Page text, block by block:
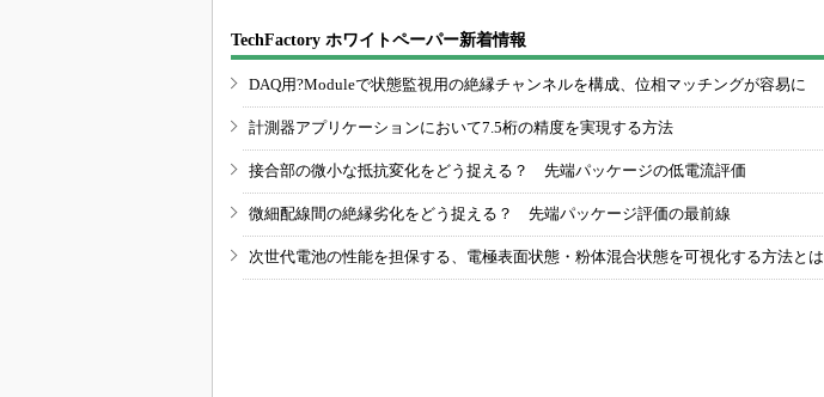
TechFactory ホワイトペーパー新着情報
DAQ用?Moduleで状態監視用の絶縁チャンネルを構成、位相マッチングが容易に
計測器アプリケーションにおいて7.5桁の精度を実現する方法
接合部の微小な抵抗変化をどう捉える？ 先端パッケージの低電流評価
微細配線間の絶縁劣化をどう捉える？ 先端パッケージ評価の最前線
次世代電池の性能を担保する、電極表面状態・粉体混合状態を可視化する方法とは